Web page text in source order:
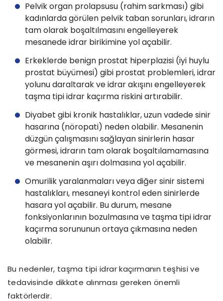
Pelvik organ prolapsusu (rahim sarkması) gibi
kadınlarda görülen pelvik taban sorunları, idrarın
tam olarak boşaltılmasını engelleyerek
mesanede idrar birikimine yol açabilir.
Erkeklerde benign prostat hiperplazisi (iyi huylu
prostat büyümesi) gibi prostat problemleri, idrar
yolunu daraltarak ve idrar akışını engelleyerek
taşma tipi idrar kaçırma riskini artırabilir.
Diyabet gibi kronik hastalıklar, uzun vadede sinir
hasarına (nöropati) neden olabilir. Mesanenin
düzgün çalışmasını sağlayan sinirlerin hasar
görmesi, idrarın tam olarak boşaltılamamasına
ve mesanenin aşırı dolmasına yol açabilir.
Omurilik yaralanmaları veya diğer sinir sistemi
hastalıkları, mesaneyi kontrol eden sinirlerde
hasara yol açabilir. Bu durum, mesane
fonksiyonlarının bozulmasına ve taşma tipi idrar
kaçırma sorununun ortaya çıkmasına neden
olabilir.
Bu nedenler, taşma tipi idrar kaçırmanın teşhisi ve
tedavisinde dikkate alınması gereken önemli
faktörlerdir.